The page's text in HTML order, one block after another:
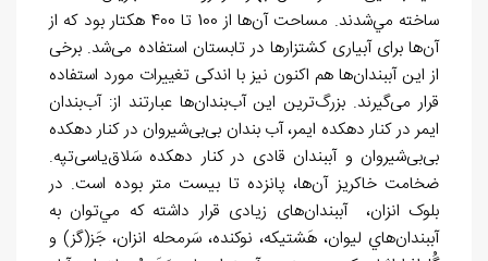
ساخته ميشدند. مساحت آن
ها از 100 تا 400 هکتار بود که از
آنها برای آبیاری کشتزارها در تابستان استفاده میشد. برخی
از این آب‏بندانها هم اکنون نیز با اندکی تغییرات مورد استفاده
قرار میگیرند. بزرگترین این آببندانها عبارتند از: آببندان
ایمر در کنار دهکده ایمر، آب بندان بیبیشیروان در کنار دهکده
بیبیشیروان و آب‏بندان قادی در کنار دهکده سَلاقیاسیتپه.
ضخامت خاکریز آنها، پانزده تا بیست متر بوده است. در
بلوک انزان،
آب‏بندانهای زیادی قرار داشته كه ميتوان به
آب‏بندانهاي لیوان، هَشتیکه، نوکنده، سَرمحله انزان، جَز(گز) و